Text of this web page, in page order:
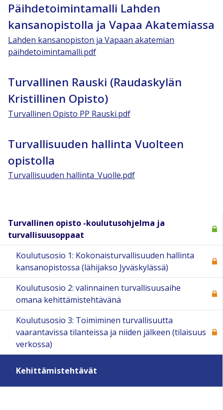
Päihdetoimintamalli Lahden
kansanopistolla ja Vapaa Akatemiassa
Lahden kansanopiston ja Vapaan akatemian
päihdetoimintamalli.pdf
Turvallinen Rauski (Raudaskylän
Kristillinen Opisto)
Turvallinen Opisto PP Rauski.pdf
Turvallisuuden hallinta Vuolteen
opistolla
Turvallisuuden hallinta_Vuolle.pdf
Turvallinen opisto -koulutusohjelma ja
turvallisuusoppaat
Koulutusosio 1: Kokonaisturvallisuuden hallinta
kansanopistossa (lähijakso Jyväskylässä)
Koulutusosio 2: valinnainen turvallisuusaihe
omana kehittämistehtävänä
Koulutusosio 3: Toimiminen turvallisuutta
vaarantavissa tilanteissa ja niiden jälkeen (tilaisuus
verkossa)
Kehittämistehtävät